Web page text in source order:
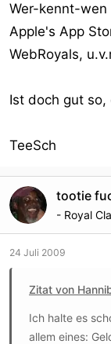
Wer-kennt-wen
Apple's App
WebRoyals,
Ist doch gut so,
TeeSch
tootie
- Royal
24 Juli 2009
Zitat von
Ich halte es
allem eines: